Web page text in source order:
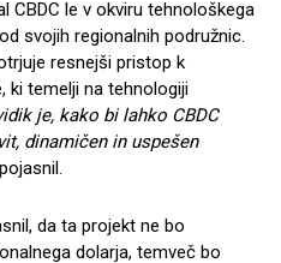
CBDC le v okviru tehnološkega
svojih regionalnih podružnic.
resnejši pristop k
ki temelji na tehnologiji
je, kako bi lahko CBDC
dinamičen in uspešen
da ta projekt ne bo
dolarja, temveč bo